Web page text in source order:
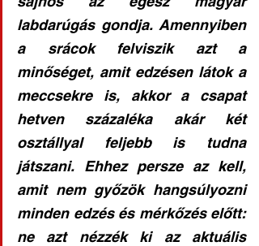
labdarúgás gondja. Amennyiben
a srácok felviszik azt a
minőséget, amit edzésen látok a
meccsekre is, akkor a csapat
hetven százaléka akár két
osztállyal feljebb is tudna
játszani. Ehhez persze az kell,
amit nem győzök hangsúlyozni
minden edzés és mérkőzés előtt:
ne azt nézzék ki az aktuális